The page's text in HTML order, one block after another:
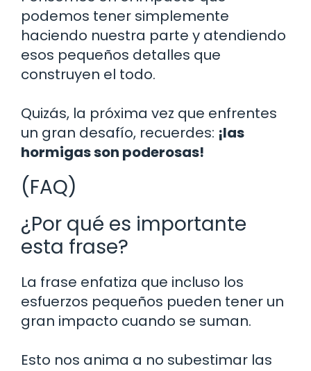
podemos tener simplemente
haciendo nuestra parte y atendiendo
esos pequeños detalles que
construyen el todo.
Quizás, la próxima vez que enfrentes
un gran desafío, recuerdes: ¡las
hormigas son poderosas!
(FAQ)
¿Por qué es importante
esta frase?
La frase enfatiza que incluso los
esfuerzos pequeños pueden tener un
gran impacto cuando se suman.
Esto nos anima a no subestimar las